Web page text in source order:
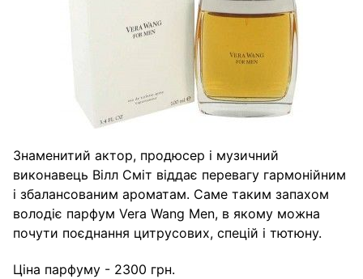
Знаменитий актор, продюсер і музичний
виконавець Вілл Сміт віддає перевагу гармонійним
і збалансованим ароматам. Саме таким запахом
володіє парфум Vera Wang Men, в якому можна
почути поєднання цитрусових, спецій і тютюну.
Ціна парфуму - 2300 грн.